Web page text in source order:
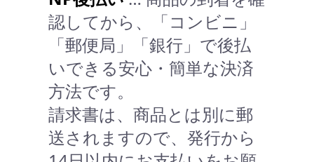
認してから、「コンビニ」
「郵便局」「銀行」で後払
いできる安心・簡単な決済
方法です。
請求書は、商品とは別に郵
送されますので、発行から